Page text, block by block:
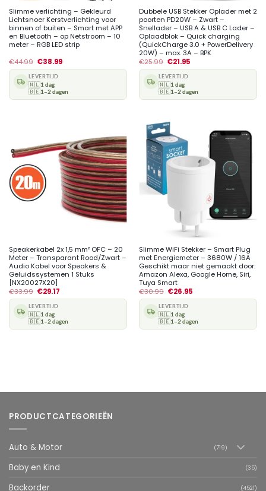
Slimme verlichting – Gekleurd
Lichtsnoer Kerstverlichting voor
binnen of buiten – Smart met APP
en Bluetooth – op Netstroom – 10
meter – RGB LED strip
€44.99 €38.99
LEVERTIJD
🇳🇱1 dag
🇧🇪1–2 dagen
Dubbele USB Stekker Oplader met 2
poorten PD20W – Zwart –
Snellader – USB A & USB C Lader –
Oplaadblok – Quick charging
(QuickCharge 3.0 + PowerDelivery
20W) – max. 3A – BPK
€25.99 €21.95
LEVERTIJD
🇳🇱1 dag
🇧🇪1–2 dagen
Speakerkabel 2x 1,5 mm² OFC – 20
Meter – Transparant Rood/Zwart –
Audio Kabel voor Speakers &
Geluidssystemen 1 Stuks
[NX20027X20]
€33.99 €29.17
LEVERTIJD
🇳🇱1 dag
🇧🇪1–2 dagen
Slimme WiFi Stekker – Smart Plug
met Energiemeter – 3680W / 16A
Geschikt maar niet gemaakt door:
Amazon Alexa, Google Home, Siri,
Tuya Smart
€30.99 €26.95
LEVERTIJD
🇳🇱1 dag
🇧🇪1–2 dagen
PRODUCTCATEGORIEËN
Auto & Motor (719)
Baby en Kind (35)
Backorder (4521)